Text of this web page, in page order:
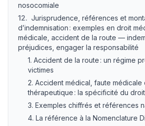
nosocomiale
12. Jurisprudence, références et
d’indemnisation : exemples en droit
médicale, accident de la route —
préjudices, engager la responsabilité
1. Accident de la route : un régime
victimes
2. Accident médical, faute médicale
thérapeutique : la spécificité du
3. Exemples chiffrés et références
4. La référence à la Nomenclature